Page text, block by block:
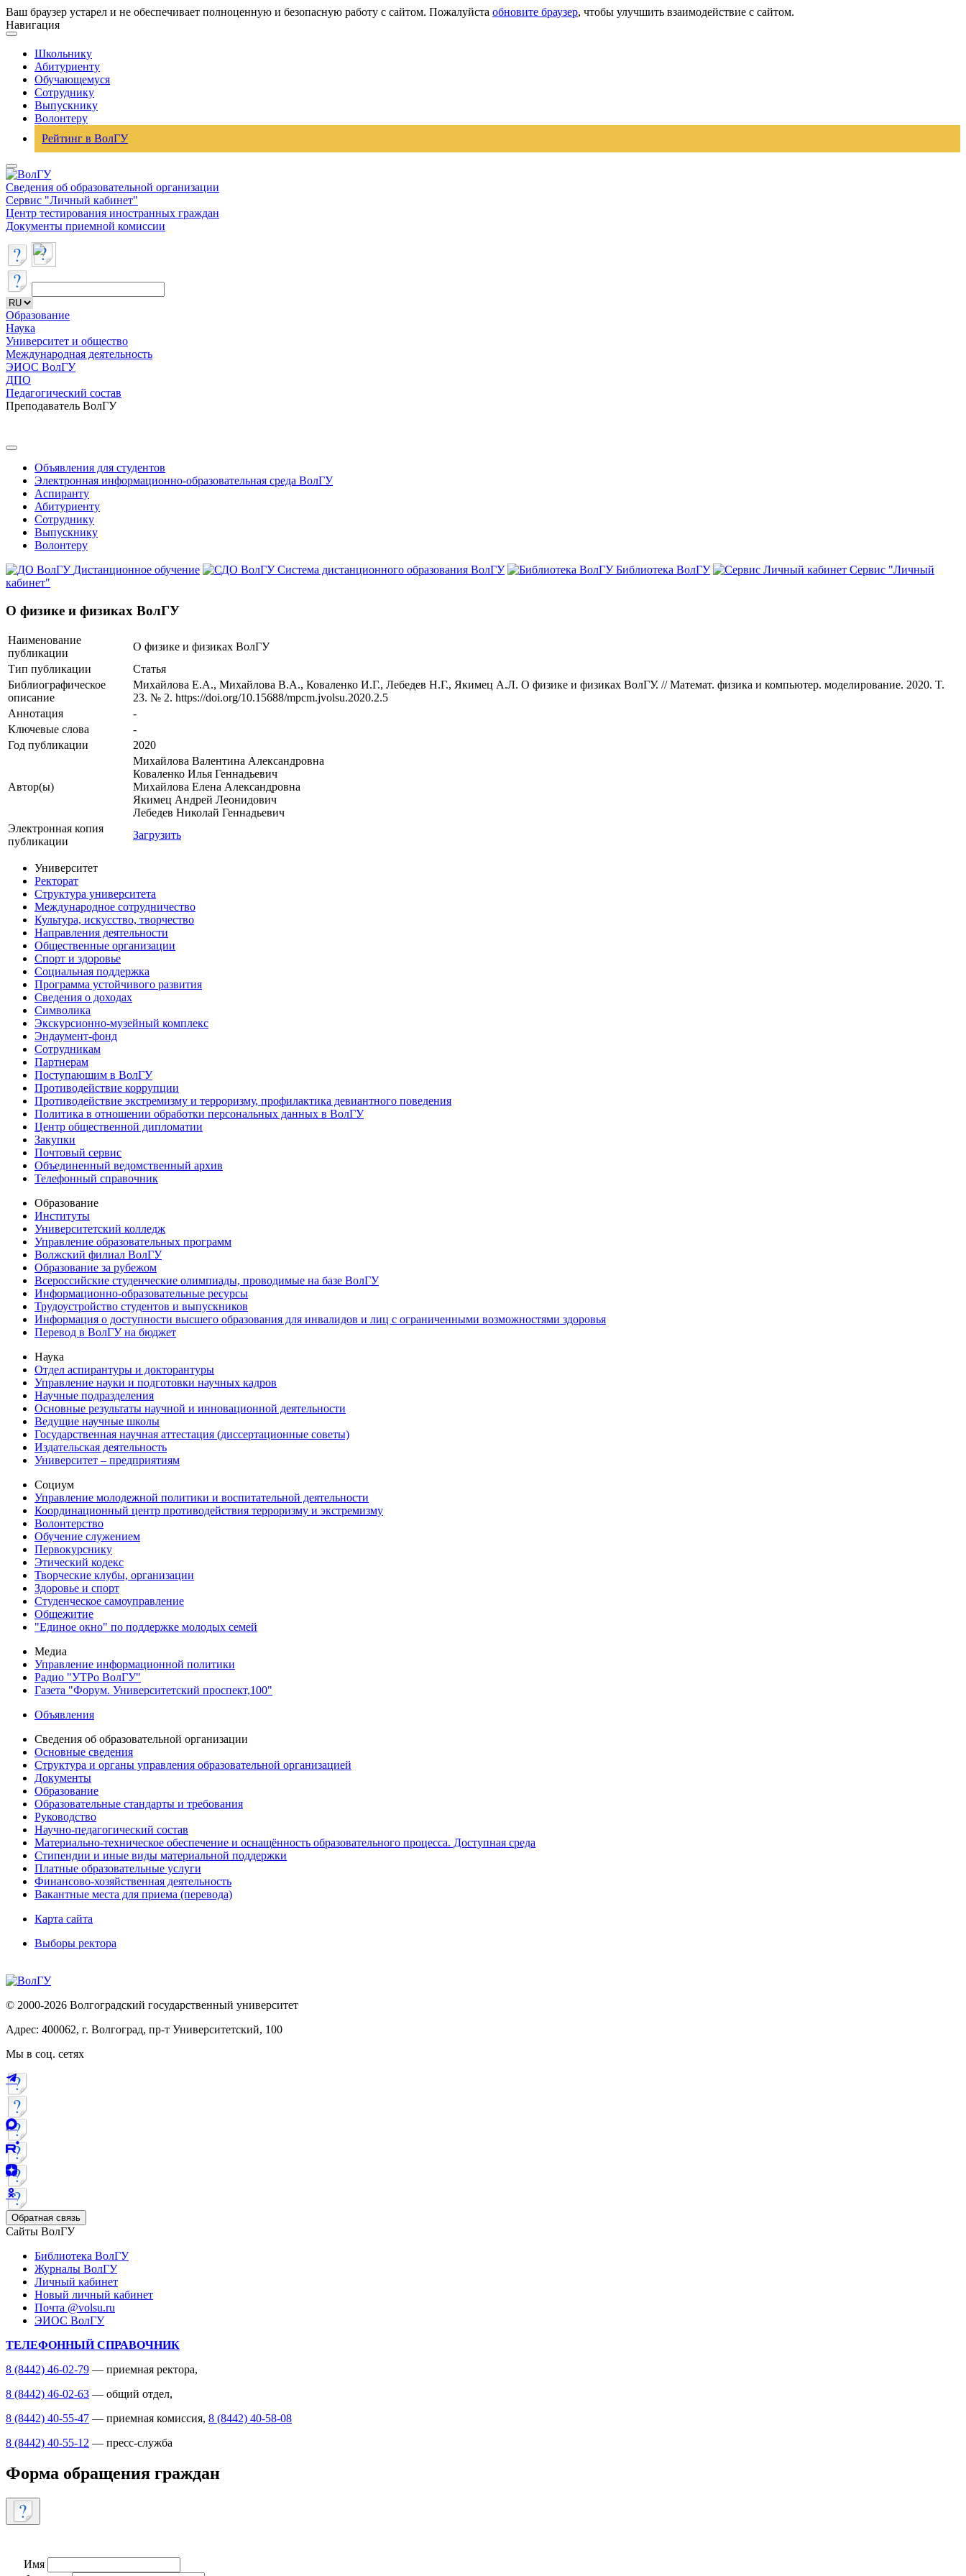
Ваш браузер устарел и не обеспечивает полноценную и безопасную работу с сайтом. Пожалуйста обновите браузер, чтобы улучшить взаимодействие с сайтом.
Навигация
Школьнику
Абитуриенту
Обучающемуся
Сотруднику
Выпускнику
Волонтеру
Рейтинг в ВолГУ
Сведения об образовательной организации
Сервис "Личный кабинет"
Центр тестирования иностранных граждан
Документы приемной комиссии
Образование
Наука
Университет и общество
Международная деятельность
ЭИОС ВолГУ
ДПО
Педагогический состав
Преподаватель ВолГУ
Объявления для студентов
Электронная информационно-образовательная среда ВолГУ
Аспиранту
Абитуриенту
Сотруднику
Выпускнику
Волонтеру
Дистанционное обучение
Система дистанционного образования ВолГУ Библиотека ВолГУ
Сервис "Личный
кабинет"
О физике и физиках ВолГУ
Наименование
публикации
О физике и физиках ВолГУ
Тип публикации
Статья
Библиографическое
описание
Михайлова Е.А., Михайлова В.А., Коваленко И.Г., Лебедев Н.Г., Якимец А.Л. О физике и физиках ВолГУ. // Математ. физика и компьютер. моделирование. 2020. T.
23. № 2. https://doi.org/10.15688/mpcm.jvolsu.2020.2.5
Аннотация
-
Ключевые cлова
-
Год публикации
2020
Автор(ы)
Михайлова Валентина Александровна
Коваленко Илья Геннадьевич
Михайлова Елена Александровна
Якимец Андрей Леонидович
Лебедев Николай Геннадьевич
Электронная копия
публикации
Загрузить
Университет
Ректорат
Структура университета
Международное сотрудничество
Культура, искусство, творчество
Направления деятельности
Общественные организации
Спорт и здоровье
Социальная поддержка
Программа устойчивого развития
Сведения о доходах
Символика
Экскурсионно-музейный комплекс
Эндаумент-фонд
Сотрудникам
Партнерам
Поступающим в ВолГУ
Противодействие коррупции
Противодействие экстремизму и терроризму, профилактика девиантного поведения
Политика в отношении обработки персональных данных в ВолГУ
Центр общественной дипломатии
Закупки
Почтовый сервис
Объединенный ведомственный архив
Телефонный справочник
Образование
Институты
Университетский колледж
Управление образовательных программ
Волжский филиал ВолГУ
Образование за рубежом
Всероссийские студенческие олимпиады, проводимые на базе ВолГУ
Информационно-образовательные ресурсы
Трудоустройство студентов и выпускников
Информация о доступности высшего образования для инвалидов и лиц с ограниченными возможностями здоровья
Перевод в ВолГУ на бюджет
Наука
Отдел аспирантуры и докторантуры
Управление науки и подготовки научных кадров
Научные подразделения
Основные результаты научной и инновационной деятельности
Ведущие научные школы
Государственная научная аттестация (диссертационные советы)
Издательская деятельность
Университет – предприятиям
Социум
Управление молодежной политики и воспитательной деятельности
Координационный центр противодействия терроризму и экстремизму
Волонтерство
Обучение служением
Первокурснику
Этический кодекс
Творческие клубы, организации
Здоровье и спорт
Студенческое самоуправление
Общежитие
"Единое окно" по поддержке молодых семей
Медиа
Управление информационной политики
Радио "УТРо ВолГУ"
Газета "Форум. Университетский проспект,100"
Объявления
Сведения об образовательной организации
Основные сведения
Структура и органы управления образовательной организацией
Документы
Образование
Образовательные стандарты и требования
Руководство
Научно-педагогический состав
Материально-техническое обеспечение и оснащённость образовательного процесса. Доступная среда
Стипендии и иные виды материальной поддержки
Платные образовательные услуги
Финансово-хозяйственная деятельность
Вакантные места для приема (перевода)
Карта сайта
Выборы ректора
© 2000-2026 Волгоградский государственный университет
Адрес: 400062, г. Волгоград, пр-т Университетский, 100
Мы в соц. сетях
Обратная связь
Сайты ВолГУ
Библиотека ВолГУ
Журналы ВолГУ
Личный кабинет
Новый личный кабинет
Почта @volsu.ru
ЭИОС ВолГУ
ТЕЛЕФОННЫЙ СПРАВОЧНИК
8 (8442) 46-02-79 — приемная ректора,
8 (8442) 46-02-63 — общий отдел,
8 (8442) 40-55-47 — приемная комиссия, 8 (8442) 40-58-08
8 (8442) 40-55-12 — пресс-служба
Форма обращения граждан
Имя